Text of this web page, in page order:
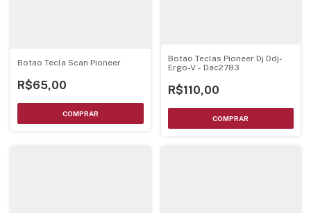
Botao Tecla Scan Pioneer
R$65,00
Botao Teclas Pioneer Dj Ddj-
Ergo-V - Dac2783
R$110,00